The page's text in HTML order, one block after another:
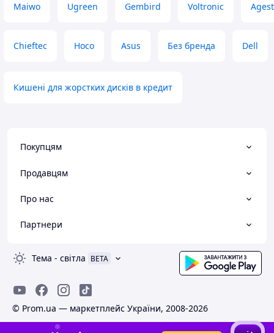
Maiwo Ugreen Gembird Voltronic
Chieftec Hoco Asus Без бренда Dell
Кишені для жорстких дисків в кредит
Покупцям
Продавцям
Про нас
Партнери
Тема - світла BETA
© Prom.ua — маркетплейс України, 2008-2026